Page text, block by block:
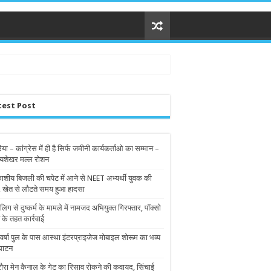
Post
– कांग्रेस में ही है सिर्फ जमीनी कार्यकर्ताओ का सम्मान –
मल्ल रोशन
बिजली की चपेट में आने से NEET अभ्यर्थी युवक की
खेत से लौटते समय हुआ हादसा
से दुष्कर्म के मामले में नामजद अभियुक्त गिरफ्तार, पॉक्सो
तहत कार्रवाई
पुल के पास आस्था इंटरप्राइजेज मोबाइल शोरूम का भव्य
मेन कैनाल के गेट का रिसाव रोकने की कवायद, सिंचाई